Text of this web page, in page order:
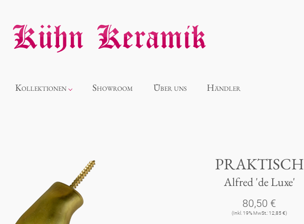
Kollektionen
Panthéon
Souvenir
Showroom Über uns Händler
PRAKTISCH
Alfred 'de Luxe'
80,50 €
(Inkl. 19% MwSt.: 12,85 €)